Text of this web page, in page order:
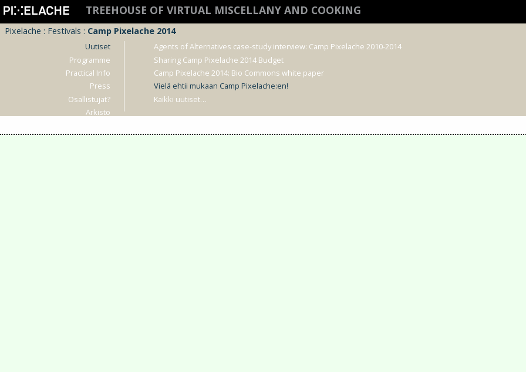
TREEHOUSE OF VIRTUAL MISCELLANY AND COOKING
Pixelache : Festivals : Camp Pixelache 2014
Uutiset
Programme
Practical Info
Press
Osallistujat?
Arkisto
Agents of Alternatives case-study interview: Camp Pixelache 2010-2014
Sharing Camp Pixelache 2014 Budget
Camp Pixelache 2014: Bio Commons white paper
Vielä ehtii mukaan Camp Pixelache:en!
Kaikki uutiset…